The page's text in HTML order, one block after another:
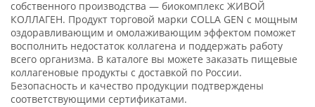
собственного производства — биокомплекс ЖИВОЙ
КОЛЛАГЕН. Продукт торговой марки COLLA GEN с мощным
оздоравливающим и омолаживающим эффектом поможет
восполнить недостаток коллагена и поддержать работу
всего организма. В каталоге вы можете заказать пищевые
коллагеновые продукты с доставкой по России.
Безопасность и качество продукции подтверждены
соответствующими сертификатами.